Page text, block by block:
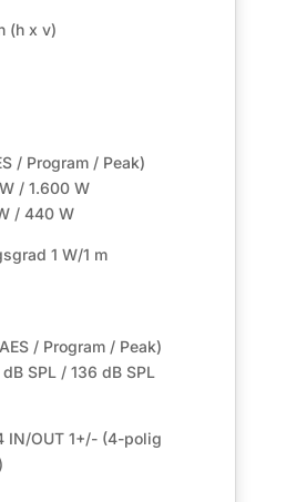
(h x v)
/ Program / Peak)
/ 1.600 W
/ 440 W
1 W/1 m
/ Program / Peak)
SPL / 136 dB SPL
IN/OUT 1+/- (4-polig